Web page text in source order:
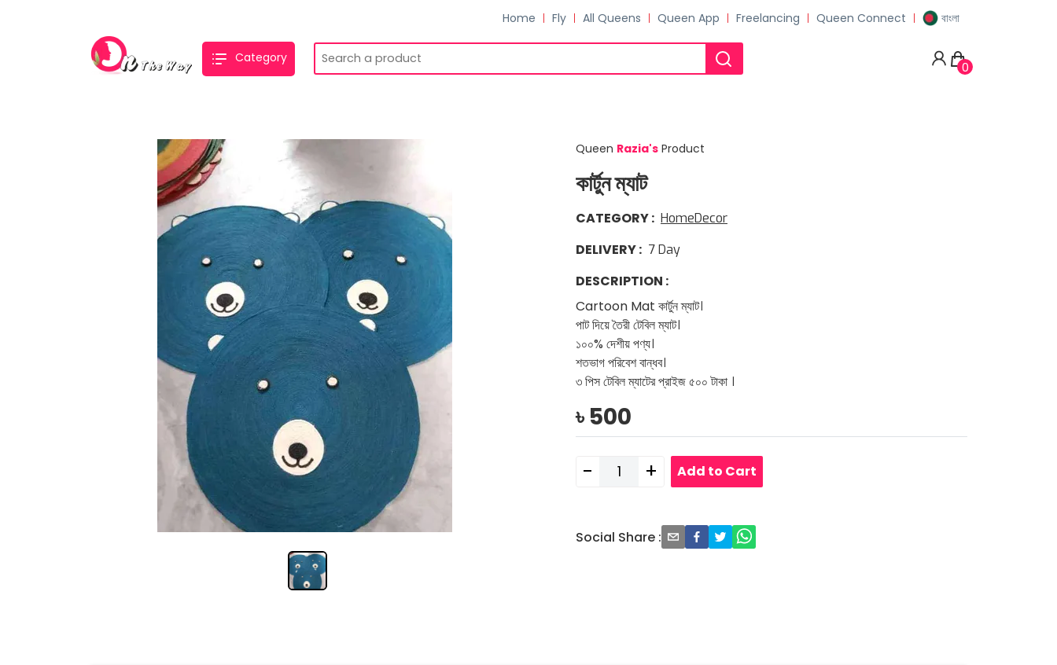
Home Fly All Queens Queen App Freelancing Queen Connect বাংলা
Category
0
Queen Razia's Product
কার্টুন ম্যাট
CATEGORY: HomeDecor
DELIVERY: 7Day
DESCRIPTION :
Cartoon Mat কার্টুন ম্যাট।
পাট দিয়ে তৈরী টেবিল ম্যাট।
১০০% দেশীয় পণ্য।
শতভাগ পরিবেশ বান্ধব।
৩ পিস টেবিল ম্যাটের প্রাইজ ৫০০ টাকা ।
৳500
- + Add to Cart
Social Share :